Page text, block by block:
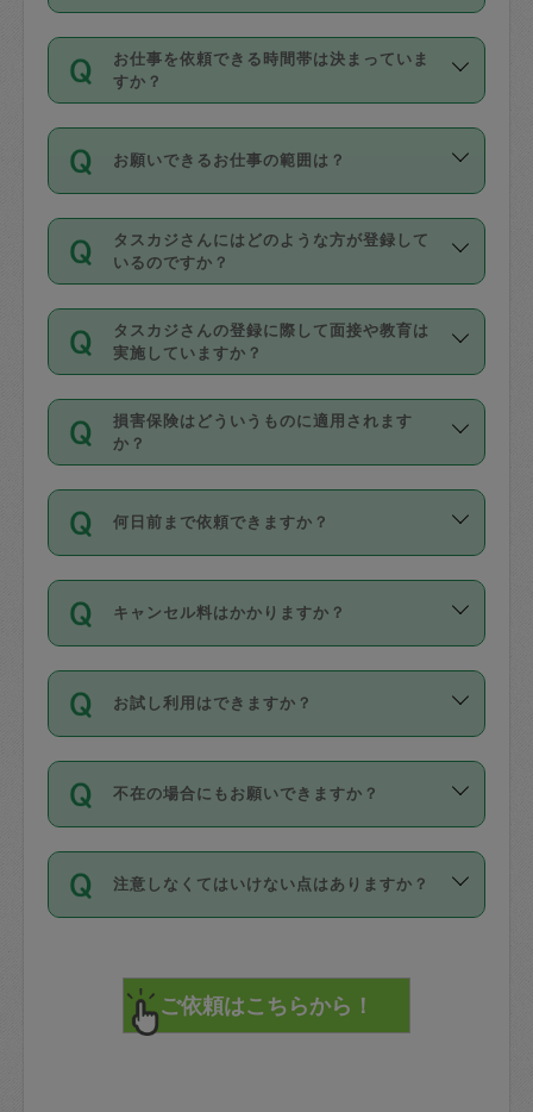
ル登録時にはご入力いただかなくても大
丈夫です。
デビットカード・プリペイドカード（Vプ
リカ、au WALLETなど）は支払にはご利
銀行振込や現金払いも対応していませ
なお、タスカジさんの交通費も、依頼料
金のご請求と合わせてお支払いとなりま
動計算で表示されます。
ポット」よりお得な料金でご利用できま
す。
定期の最低利用回数は設けていない代わ
りに、一定数を超えたキャンセルは有償
（例：毎週定期の場合は３回以上のキャ
ンセルが有償（1200円、隔週定期の場合
は２回以上のキャンセルが有償（1200
交通費は依頼料金とは別途発生し、依頼
料金のご請求と合わせてお支払いとなり
ます。交通費の金額は「依頼の詳細」に
お仕事を依頼できる時間帯は決まっていま
すか？
時間帯は3種類あります。いずれも１回あ
たり３時間です。
・ＡＭ ９時～１２時
・ＰＭ １３時～１６時
・夜 １８時～２１時
開始時間を２時間前後変更することが可
能です。依頼送信後、個別にタスカジさ
んにメッセージを送り調整してくださ
い。ただし、２時間を越えての調整はで
時間も被らない場合、損害保険の対象外
お願いできるお仕事の範囲は？
掃除、整理収納、洗濯、買い物、料理、
作り置きです。タスカジさんによってで
きる仕事の範囲が異なりますので、依頼
する前にタスカジさんのプロフィールで
確認してください。
基本的に、高所での作業や危険作業、屋
外での作業は対象外です。
タスカジさんにはどのような方が登録して
いるのですか？
主婦として長年の家事経験をお持ちの
方、栄養士・調理師といった資格者で保
育園や学校の給食やレストランで料理関
係の専門職に従事されていた方、日本で
すでにハウスキーパーや英語の先生とし
てお仕事をしているフィリピン出身の
社員など様々なバックグラウンドの方が
登録しています。
日本語も話せる方など様々です。
ールに記載していますので、各自の得意
を依頼してください。
タスカジさんの登録に際して面接や教育は
実施していますか？
応募の際に、各自事務局との面接と説明
を行っています。その後、身分証明書の
写真提出をしていただいています。外国
確認しています。タスカジさんトレーニ
ング動画を使ったセルフトレーニングの
現場トライアルを受け、合格したタスカ
ジさんが活動されています。
※テストセンターの講評は１件目のレビュ
参考
【詳細】タスカジさんの登録に際
損害保険はどういうものに適用されます
か？
依頼者とタスカジさんとの間でタスカジ
を通して成立した作業時間内での作業に
適用されます。作業範囲は、掃除、洗
です。作業中に物を壊したり、人にけが
をさせたりした場合が対象で、補償金額
す。
写真を撮り、
詳細FAQ：
損害賠償保険について教えて
何日前まで依頼できますか？
ご依頼は、現在を起点に3日後（72時間
以降）の日時から受付可能となっていま
す。
タスカジさんへ「募集」をかけることが
可能です。
キャンセル料はかかりますか？
キャンセル料には、以下の2種類がありま
す。
1. 直前キャンセル（定期、スポット契約
共通）
72時間を超える※と、以下のキャンセル
料が発生します。
直前キャンセル料：
72時間前〜24時間前＝依頼料金の50%
お試し利用はできますか？
「お試し利用」というメニューはありま
せんが、「一回のみ」依頼を活用するこ
とによって、気に入ったタスカジさんを
まず、条件の合う気になるタスカジさ
みてください。
その後、一番気に入ったタスカジさんに
不在の場合にもお願いできますか？
不在の場合の作業はタスカジさんの同意
が必要です。数回の依頼ののち、タスカ
ジさんと依頼者の間で十分な信頼関係が
てください。
不在時に部屋に入るためにタスカジさん
注意しなくてはいけない点はありますか？
で、必ず鍵のかかるロッカーや金庫に入
れて依頼者の責任の元管理するよう心掛
けてください。